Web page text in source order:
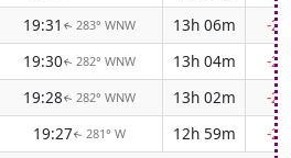
19:31 ↑ 283° WNW 13h 06m
-
19:30↑ 282° WNW 13h 04m
-
19:28↑ 282° WNW 13h 02m
-
19:27↑ 281° W 12h 59m -